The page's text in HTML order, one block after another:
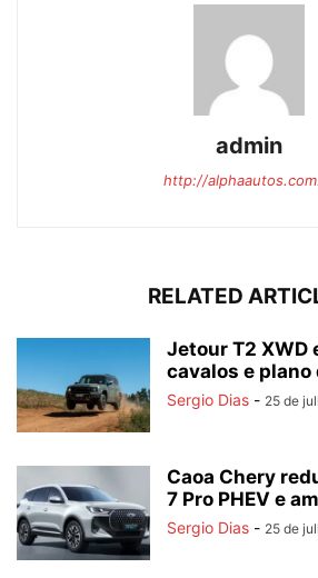
admin
http://
RELATED
Jetour T2 XWD
cavalos e plano
Sergio Dias - 25 de
Caoa Chery
7 Pro PHEV e
Sergio Dias - 25 de